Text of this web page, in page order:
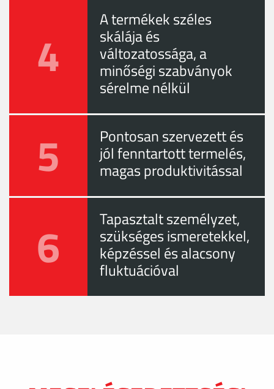
4
A termékek széles
skálája és
változatossága, a
minőségi szabványok
sérelme nélkül
5 Pontosan szervezett és
jól fenntartott termelés,
magas produktivitással
6 Tapasztalt személyzet,
szükséges ismeretekkel,
képzéssel és alacsony
fluktuációval